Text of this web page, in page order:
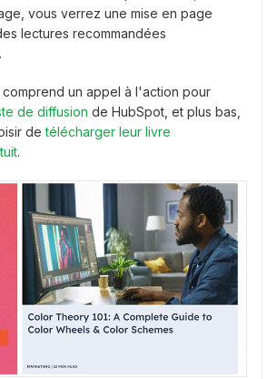
vous verrez une mise en page
lectures recommandées
comprend un appel à l'action pour
de diffusion de HubSpot, et plus bas,
detélécharger leur livre
.